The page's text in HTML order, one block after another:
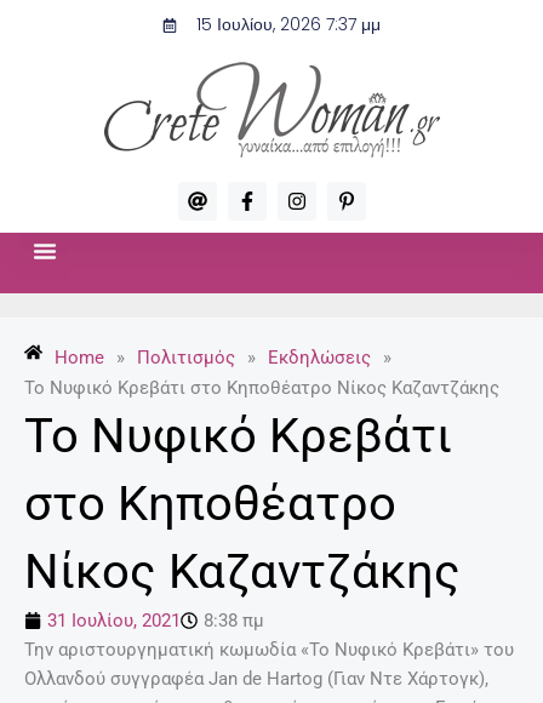
15 Ιουλίου, 2026 7:37 μμ
A
t
F
a
c
f
I
n
s
m
P
i
n
-
p
Home » Πολιτισμός » Εκδηλώσεις
»
Το Νυφικό Κρεβάτι στο Κηποθέατρο Νίκος Καζαντζάκης
Το Νυφικό Κρεβάτι
στο Κηποθέατρο
Νίκος Καζαντζάκης
31 Ιουλίου, 2021
8:38 πμ
Την αριστουργηματική κωμωδία «Το Νυφικό Κρεβάτι» του
Ολλανδού συγγραφέα Jan de Hartog (Γιαν Ντε Χάρτογκ),